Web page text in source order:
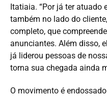
Itatiaia. “Por já ter atuado
também no lado do
completo, que
anunciantes. Além disso,
já liderou pessoas de
torna sua chegada ainda
O movimento é